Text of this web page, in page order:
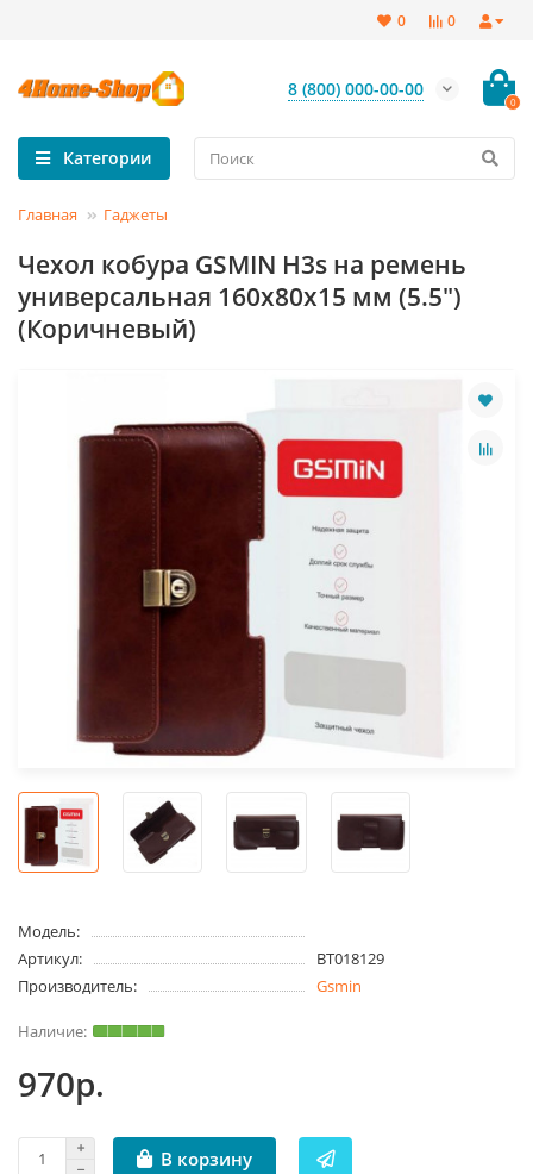
0
0
8 (800) 000-00-00
0
Категории
Главная Гаджеты
Чехол кобура GSMIN H3s на ремень
универсальная 160x80x15 мм (5.5")
(Коричневый)
Модель:
Артикул:
BT018129
Производитель:
Gsmin
970р.
В корзину